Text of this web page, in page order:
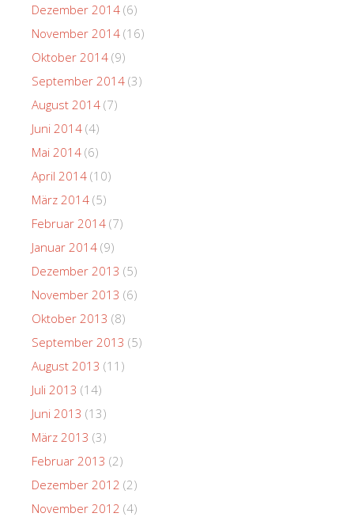
Dezember 2014 (6)
November 2014 (16)
Oktober 2014 (9)
September 2014 (3)
August 2014 (7)
Juni 2014 (4)
Mai 2014 (6)
April 2014 (10)
März 2014 (5)
Februar 2014 (7)
Januar 2014 (9)
Dezember 2013 (5)
November 2013 (6)
Oktober 2013 (8)
September 2013 (5)
August 2013 (11)
Juli 2013 (14)
Juni 2013 (13)
März 2013 (3)
Februar 2013 (2)
Dezember 2012 (2)
November 2012 (4)